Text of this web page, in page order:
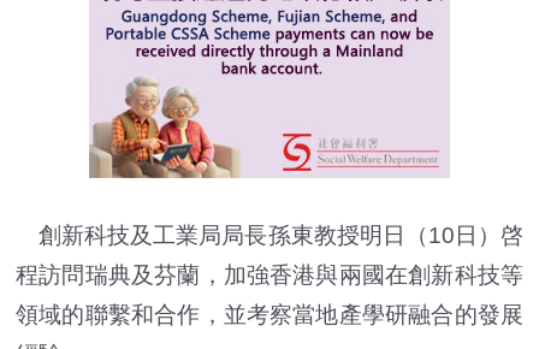
創新科技及工業局局長孫東教授明日（10日）啓
程訪問瑞典及芬蘭，加強香港與兩國在創新科技等
領域的聯繫和合作，並考察當地產學研融合的發展